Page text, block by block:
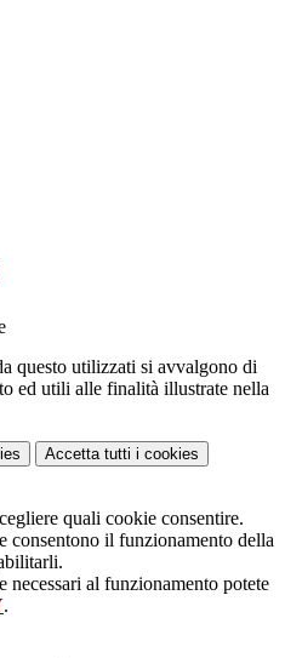
questo utilizzati si avvalgono di
ed utili alle finalità illustrate nella
Accetta tutti i cookies
quali cookie consentire.
consentono il funzionamento della
necessari al funzionamento potete
.